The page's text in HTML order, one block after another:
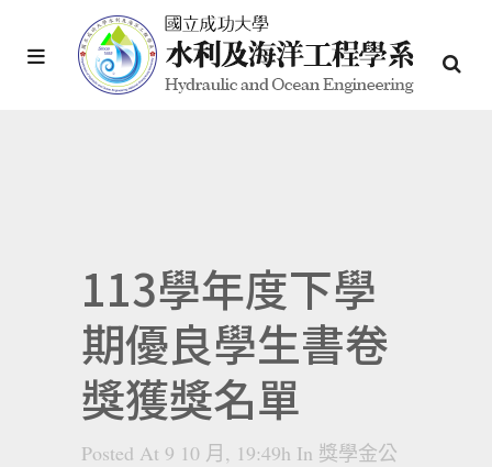
113學年度下學
期優良學生書卷
獎獲獎名單
Posted At 9 10 月, 19:49h In 獎學金公